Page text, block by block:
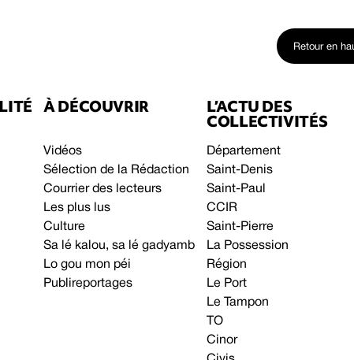
Retour en
À DÉCOUVRIR
Vidéos
Sélection de la Rédaction
Courrier des lecteurs
Les plus lus
Culture
Sa lé kalou, sa lé gadyamb
Lo gou mon péi
Publireportages
L’ACTU DES
COLLECTIVITÉS
Département
Saint-Denis
Saint-Paul
CCIR
Saint-Pierre
La Possession
Région
Le Port
Le Tampon
TO
Cinor